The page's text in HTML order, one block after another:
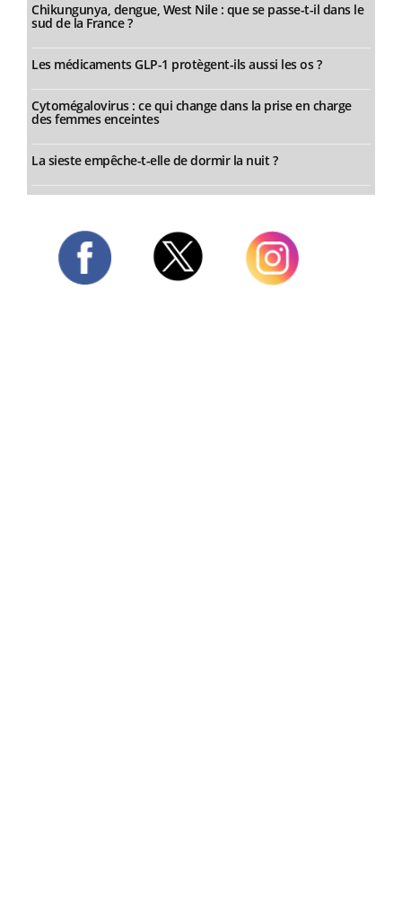
Chikungunya, dengue, West Nile : que se passe-t-il dans le
sud de la France ?
Les médicaments GLP-1 protègent-ils aussi les os ?
Cytomégalovirus : ce qui change dans la prise en charge
des femmes enceintes
La sieste empêche-t-elle de dormir la nuit ?